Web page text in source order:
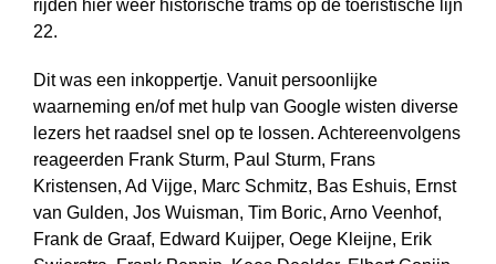
rijden hier weer historische trams op de toeristische lijn
22.
Dit was een inkoppertje. Vanuit persoonlijke
waarneming en/of met hulp van Google wisten diverse
lezers het raadsel snel op te lossen. Achtereenvolgens
reageerden Frank Sturm, Paul Sturm, Frans
Kristensen, Ad Vijge, Marc Schmitz, Bas Eshuis, Ernst
van Gulden, Jos Wuisman, Tim Boric, Arno Veenhof,
Frank de Graaf, Edward Kuijper, Oege Kleijne, Erik